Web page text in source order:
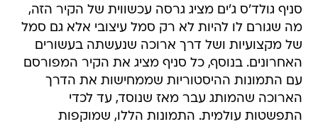
סניף גולד'ס ג'ים מציג גרסה עכשווית של הקיר הזה,
מה שגורם לו להיות לא רק סמל עיצובי אלא גם סמל
של מקצועיות ושל דרך ארוכה שנעשתה בעשורים
האחרונים. בנוסף, כל סניף מציג את הקיר המפורסם
עם התמונות ההיסטוריות שממחישות את הדרך
הארוכה שהמותג עבר מאז שנוסד, עד לכדי
התפשטות עולמית. התמונות הללו, שמוקפות